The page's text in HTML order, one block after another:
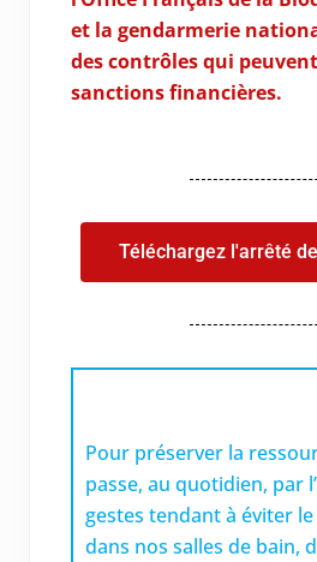
et la gendarmerie
des contrôles qui
sanctions financières.
Téléchargez l'arrêté
Pour préserver la
passe, au quotidien, par
gestes tendant à éviter le
dans nos salles de bain,